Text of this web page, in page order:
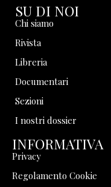
SU DI NOI
Chi siamo
Rivista
Libreria
Documentari
Sezioni
I nostri dossier
INFORMATIVA
Privacy
Regolamento Cookie